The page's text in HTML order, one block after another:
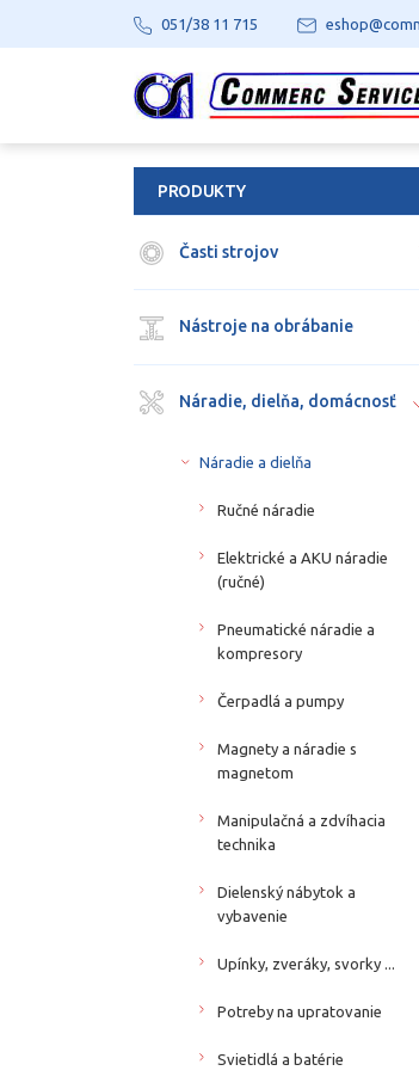
PRODUKTY
Časti strojov
Nástroje na obrábanie
Náradie, dielňa, domácnosť
Náradie a dielňa
Ručné náradie
Elektrické a AKU náradie
(ručné)
Pneumatické náradie a
kompresory
Čerpadlá a pumpy
Magnety a náradie s
magnetom
Manipulačná a zdvíhacia
technika
Dielenský nábytok a
vybavenie
Upínky, zveráky, svorky ...
Potreby na upratovanie
Svietidlá a batérie
051/38 11 715